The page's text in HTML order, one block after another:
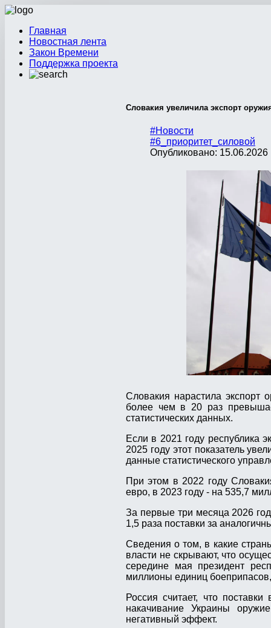
Главная
Новостная лента
Закон Времени
Поддержка проекта
Словакия увеличила экспорт
#Новости
#6_приоритет_силовой
Опубликовано: 15.06.2026
Словакия нарастила экспорт
более чем в 20 раз
статистических данных.
Если в 2021 году республика
2025 году этот показатель
данные статистического
При этом в 2022 году
евро, в 2023 году - на 535,7
За первые три месяца 2026
1,5 раза поставки за
Сведения о том, в какие
власти не скрывают, что
середине мая президент
миллионы единиц
Россия считает, что
накачивание Украины
негативный эффект.